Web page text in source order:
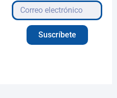
Suscríbete